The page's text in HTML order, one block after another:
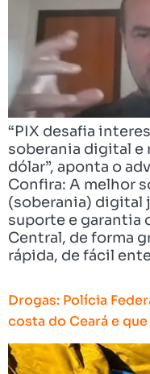
“PIX desafia
soberania digital e
dólar”, aponta o
Confira: A melhor
(soberania) digital
suporte e garantia
Central, de forma
rápida, de fácil
Drogas: Polícia
costa do Ceará e